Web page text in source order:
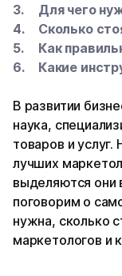
Для чего
Сколько
Как
Какие
В развитии
наука,
товаров и
лучших
выделяются они
поговорим о
нужна, сколько
маркетологов и